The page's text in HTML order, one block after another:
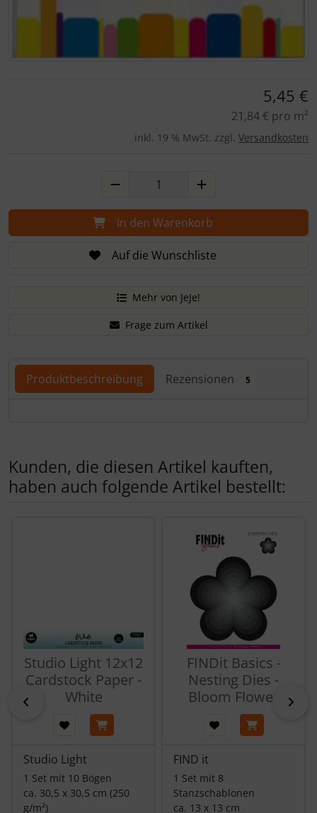
5,45 €
21,84 € pro m²
inkl. 19 % MwSt. zzgl. Versandkosten
In den Warenkorb
Auf die Wunschliste
Mehr von JeJe!
Frage zum Artikel
Produktbeschreibung Rezensionen 5
Kunden, die diesen Artikel kauften,
haben auch folgende Artikel bestellt:
zurück
Studio Light 12x12
Cardstock Paper -
White
Studio Light
1 Set mit 10 Bögen
ca. 30,5 x 30,5 cm (250
g/m²)
FINDit Basics -
Nesting Dies -
Bloom Flower
FIND it
1 Set mit 8
Stanzschablonen
ca. 13 x 13 cm